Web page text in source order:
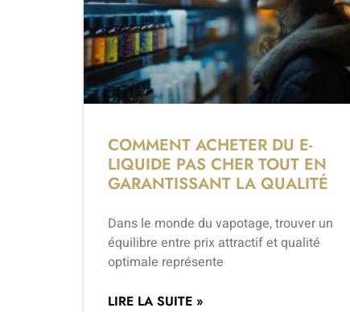
COMMENT ACHETER DU E-
LIQUIDE PAS CHER TOUT EN
GARANTISSANT LA QUALITÉ
Dans le monde du vapotage, trouver un
équilibre entre prix attractif et qualité
optimale représente
LIRE LA SUITE »